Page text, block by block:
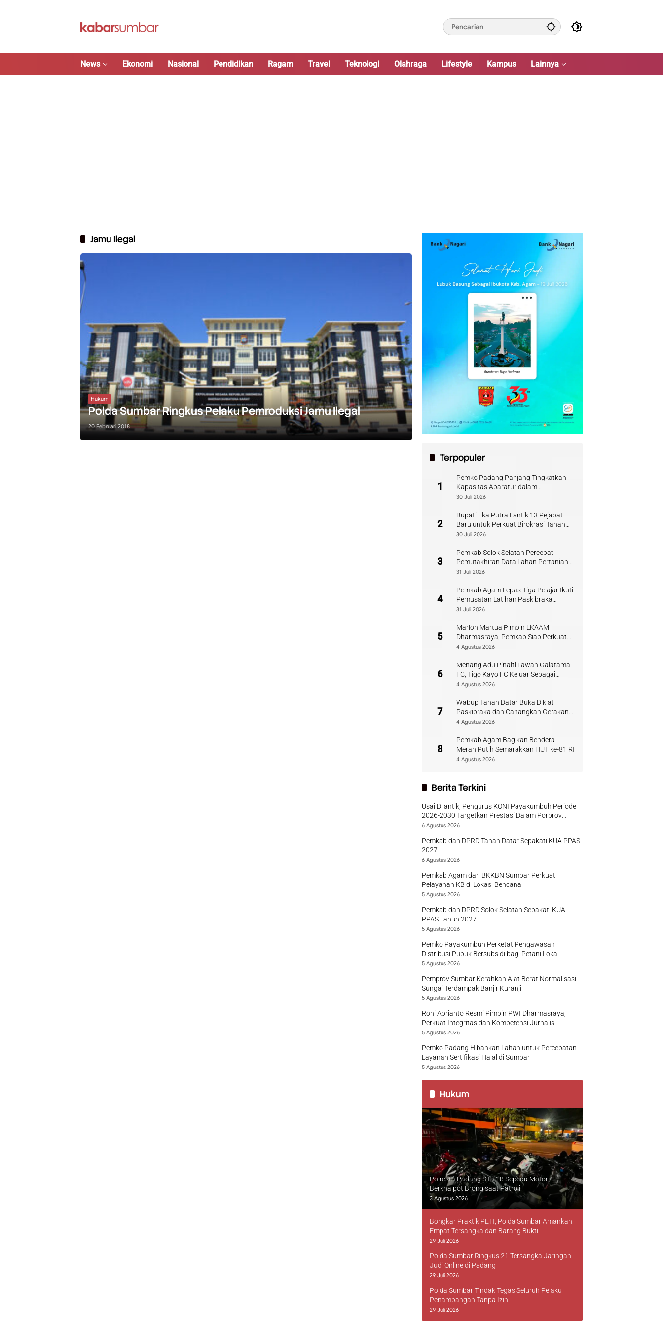
News Ekonomi Nasional Pendidikan Ragam Travel Teknologi Olahraga Lifestyle Kampus Lainnya
Jamu Ilegal
Hukum
Polda Sumbar Ringkus Pelaku Pemroduksi Jamu Ilegal
20 Februari 2018
Terpopuler
1
Pemko Padang Panjang Tingkatkan
Kapasitas Aparatur dalam
Penanganan Pascabencana
30 Juli 2026
2
Bupati Eka Putra Lantik 13 Pejabat
Baru untuk Perkuat Birokrasi Tanah
Datar
30 Juli 2026
3
Pemkab Solok Selatan Percepat
Pemutakhiran Data Lahan Pertanian
Pangan Berkelanjutan
31 Juli 2026
4
Pemkab Agam Lepas Tiga Pelajar Ikuti
Pemusatan Latihan Paskibraka
Sumbar
31 Juli 2026
5
Marlon Martua Pimpin LKAAM
Dharmasraya, Pemkab Siap Perkuat
Sinergi Adat
4 Agustus 2026
6
Menang Adu Pinalti Lawan Galatama
FC, Tigo Kayo FC Keluar Sebagai
Juara Piala Walikota Payakumbuh
4 Agustus 2026
7
Wabup Tanah Datar Buka Diklat
Paskibraka dan Canangkan Gerakan
Bendera
4 Agustus 2026
8
Pemkab Agam Bagikan Bendera
Merah Putih Semarakkan HUT ke-81 RI
4 Agustus 2026
Berita Terkini
Usai Dilantik, Pengurus KONI Payakumbuh Periode
2026-2030 Targetkan Prestasi Dalam Porprov
Sumbar
6 Agustus 2026
Pemkab dan DPRD Tanah Datar Sepakati KUA PPAS
2027
6 Agustus 2026
Pemkab Agam dan BKKBN Sumbar Perkuat
Pelayanan KB di Lokasi Bencana
5 Agustus 2026
Pemkab dan DPRD Solok Selatan Sepakati KUA
PPAS Tahun 2027
5 Agustus 2026
Pemko Payakumbuh Perketat Pengawasan
Distribusi Pupuk Bersubsidi bagi Petani Lokal
5 Agustus 2026
Pemprov Sumbar Kerahkan Alat Berat Normalisasi
Sungai Terdampak Banjir Kuranji
5 Agustus 2026
Roni Aprianto Resmi Pimpin PWI Dharmasraya,
Perkuat Integritas dan Kompetensi Jurnalis
5 Agustus 2026
Pemko Padang Hibahkan Lahan untuk Percepatan
Layanan Sertifikasi Halal di Sumbar
5 Agustus 2026
Hukum
Polresta Padang Sita 18 Sepeda Motor
Berknalpot Brong saat Patroli
3 Agustus 2026
Bongkar Praktik PETI, Polda Sumbar Amankan
Empat Tersangka dan Barang Bukti
29 Juli 2026
Polda Sumbar Ringkus 21 Tersangka Jaringan
Judi Online di Padang
29 Juli 2026
Polda Sumbar Tindak Tegas Seluruh Pelaku
Penambangan Tanpa Izin
29 Juli 2026